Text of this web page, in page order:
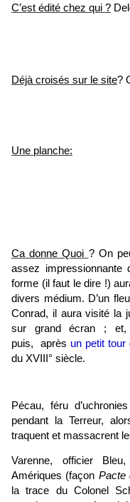
C’est édité chez qui ?
Déjà croisés sur le site?
Une planche:
Ca donne Quoi ? On
assez
forme (il faut le dire !)
divers médium. D’un
Conrad, il aura visité la
sur grand écran ;
puis, après un petit tour
du XVIII° siècle.
Pécau, féru
pendant la Terreur,
traquent et massacrent
Varenne, officier
Amériques (façon Pacte
la trace du Colonel